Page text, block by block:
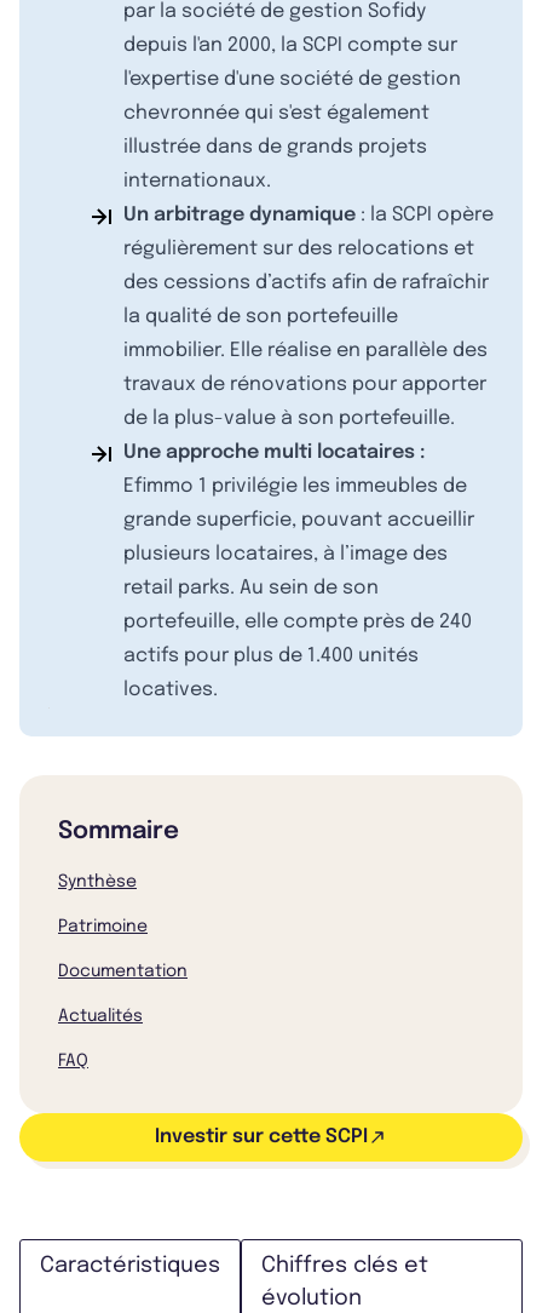
par la société de gestion Sofidy
depuis l'an 2000, la SCPI compte sur
l'expertise d'une société de gestion
chevronnée qui s'est également
illustrée dans de grands projets
internationaux.
Un arbitrage dynamique : la SCPI opère
régulièrement sur des relocations et
des cessions d’actifs afin de rafraîchir
la qualité de son portefeuille
immobilier. Elle réalise en parallèle des
travaux de rénovations pour apporter
de la plus-value à son portefeuille.
Une approche multi locataires :
Efimmo 1 privilégie les immeubles de
grande superficie, pouvant accueillir
plusieurs locataires, à l’image des
retail parks. Au sein de son
portefeuille, elle compte près de 240
actifs pour plus de 1.400 unités
locatives.
Sommaire
Synthèse
Patrimoine
Documentation
Actualités
FAQ
Investir sur cette SCPI
Caractéristiques
Chiffres clés et
évolution